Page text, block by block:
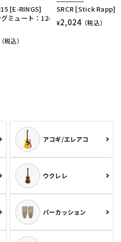
[E-RINGS]
グミュート：12-
（税込）
SRCR [Stick Rapp]
¥2,024（税込）
アコギ/エレアコ
ウクレレ
パーカッション